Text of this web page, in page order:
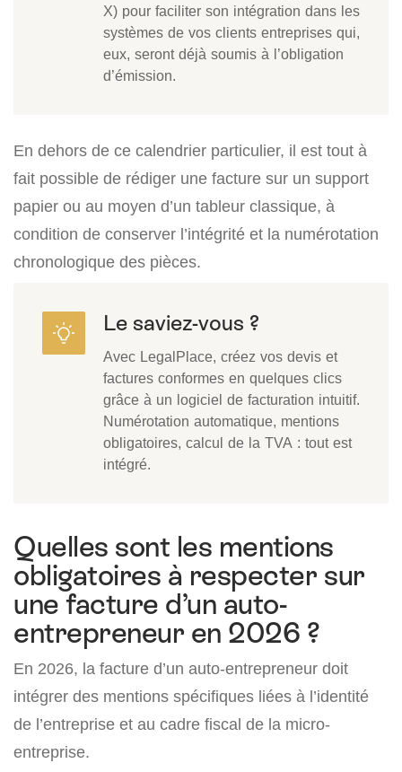
X) pour faciliter son intégration dans les
systèmes de vos clients entreprises qui,
eux, seront déjà soumis à l’obligation
d’émission.
En dehors de ce calendrier particulier, il est tout à
fait possible de rédiger une facture sur un support
papier ou au moyen d’un tableur classique, à
condition de conserver l’intégrité et la numérotation
chronologique des pièces.
Le saviez-vous ?
Avec LegalPlace, créez vos devis et
factures conformes en quelques clics
grâce à un logiciel de facturation intuitif.
Numérotation automatique, mentions
obligatoires, calcul de la TVA : tout est
intégré.
Quelles sont les mentions
obligatoires à respecter sur
une facture d’un auto-
entrepreneur en 2026 ?
En 2026, la facture d’un auto-entrepreneur doit
intégrer des mentions spécifiques liées à l’identité
de l’entreprise et au cadre fiscal de la micro-
entreprise.